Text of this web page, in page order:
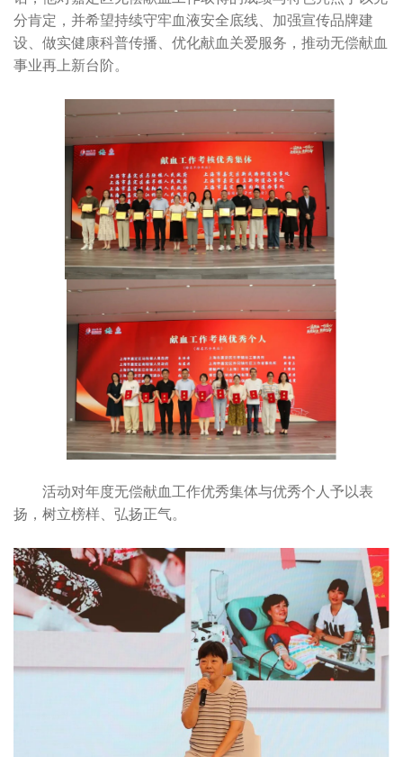
分肯定，并希望持续守牢血液安全底线、加强宣传品牌建
设、做实健康科普传播、优化献血关爱服务，推动无偿献血
事业再上新台阶。
活动对年度无偿献血工作优秀集体与优秀个人予以表
扬，树立榜样、弘扬正气。